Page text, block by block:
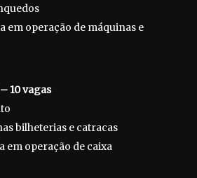
em operação de máquinas e
10 vagas
bilheterias e catracas
em operação de caixa